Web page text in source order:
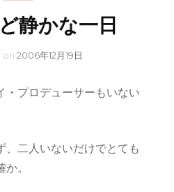
静かな一日
on 2006年12月19日
・プロデューサーもいない
、二人いないだけでとても
。